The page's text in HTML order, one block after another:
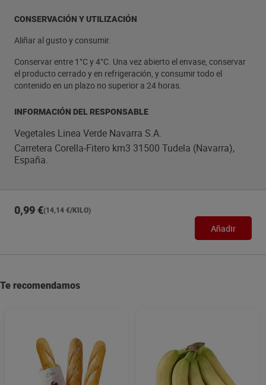
CONSERVACIÓN Y UTILIZACIÓN
Aliñar al gusto y consumir.
Conservar entre 1°C y 4°C. Una vez abierto el envase, conservar
el producto cerrado y en refrigeración, y consumir todo el
contenido en un plazo no superior a 24 horas.
INFORMACIÓN DEL RESPONSABLE
Vegetales Linea Verde Navarra S.A.
Carretera Corella-Fitero km3 31500 Tudela (Navarra),
España.
0,99 €(14,14 €/KILO)
Añadir
Te recomendamos